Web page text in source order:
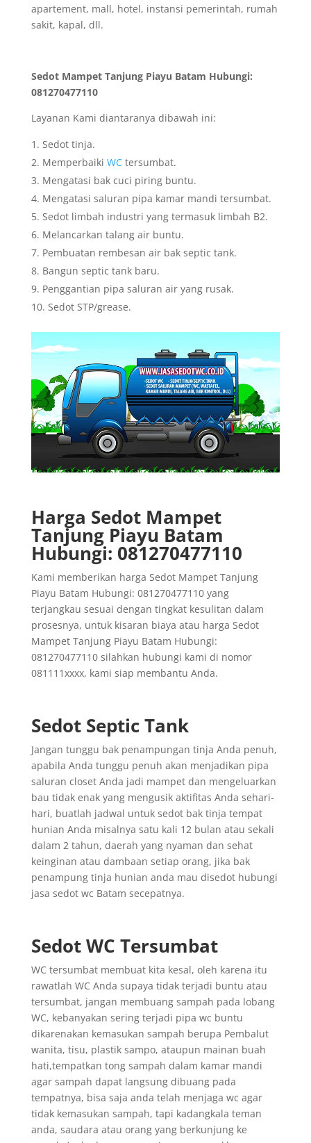
apartement, mall, hotel, instansi pemerintah, rumah
sakit, kapal, dll.
Sedot Mampet Tanjung Piayu Batam Hubungi:
081270477110
Layanan Kami diantaranya dibawah ini:
Sedot tinja.
Memperbaiki WCtersumbat.
Mengatasi bak cuci piring buntu.
Mengatasi saluran pipa kamar mandi tersumbat.
Sedot limbah industri yang termasuk limbah B2.
Melancarkan talang air buntu.
Pembuatan rembesan air bak septic tank.
Bangun septic tank baru.
Penggantian pipa saluran air yang rusak.
Sedot STP/grease.
Harga Sedot Mampet
Tanjung Piayu Batam
Hubungi: 081270477110
Kami memberikan harga Sedot Mampet Tanjung
Piayu Batam Hubungi: 081270477110 yang
terjangkau sesuai dengan tingkat kesulitan dalam
prosesnya, untuk kisaran biaya atau harga Sedot
Mampet Tanjung Piayu Batam Hubungi:
081270477110 silahkan hubungi kami di nomor
081111xxxx, kami siap membantu Anda.
Sedot Septic Tank
Jangan tunggu bak penampungan tinja Anda penuh,
apabila Anda tunggu penuh akan menjadikan pipa
saluran closet Anda jadi mampet dan mengeluarkan
bau tidak enak yang mengusik aktifitas Anda sehari-
hari, buatlah jadwal untuk sedot bak tinja tempat
hunian Anda misalnya satu kali 12 bulan atau sekali
dalam 2 tahun, daerah yang nyaman dan sehat
keinginan atau dambaan setiap orang, jika bak
penampung tinja hunian anda mau disedot hubungi
jasa sedot wc Batam secepatnya.
Sedot WC Tersumbat
WC tersumbat membuat kita kesal, oleh karena itu
rawatlah WC Anda supaya tidak terjadi buntu atau
tersumbat, jangan membuang sampah pada lobang
WC, kebanyakan sering terjadi pipa wc buntu
dikarenakan kemasukan sampah berupa Pembalut
wanita, tisu, plastik sampo, ataupun mainan buah
hati,tempatkan tong sampah dalam kamar mandi
agar sampah dapat langsung dibuang pada
tempatnya, bisa saja anda telah menjaga wc agar
tidak kemasukan sampah, tapi kadangkala teman
anda, saudara atau orang yang berkunjung ke